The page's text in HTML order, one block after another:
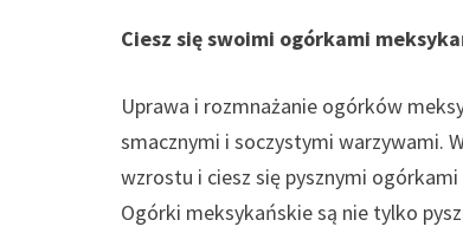
Ciesz się swoimi ogórkami
Uprawa i rozmnażanie ogórków
smacznymi i soczystymi warzywami.
wzrostu i ciesz się pysznymi
Ogórki meksykańskie są nie tylko